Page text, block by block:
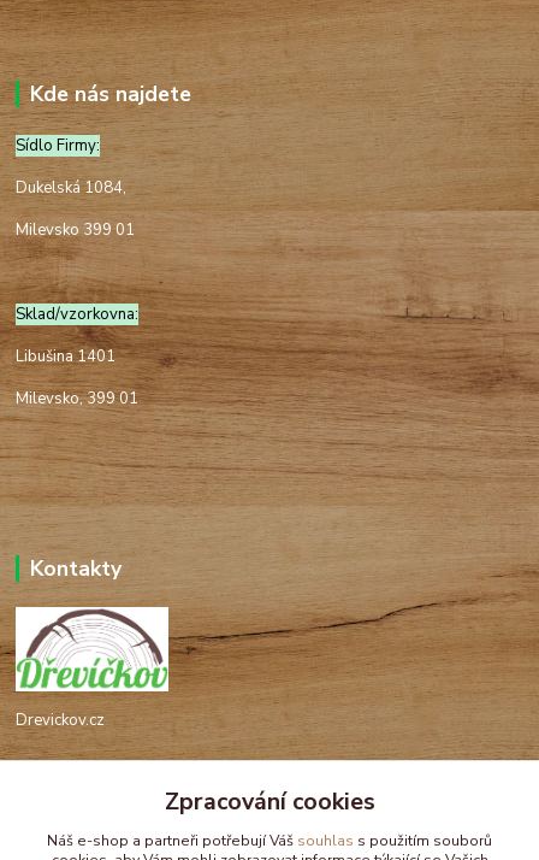
Kde nás najdete
Sídlo Firmy:
Dukelská 1084,
Milevsko 399 01
Sklad/vzorkovna:
Libušina 1401
Milevsko, 399 01
Kontakty
Drevickov.cz
+420 732 488 676Zpracování cookies
Náš e-shop a partneři potřebují Váš souhlas s použitím souborů